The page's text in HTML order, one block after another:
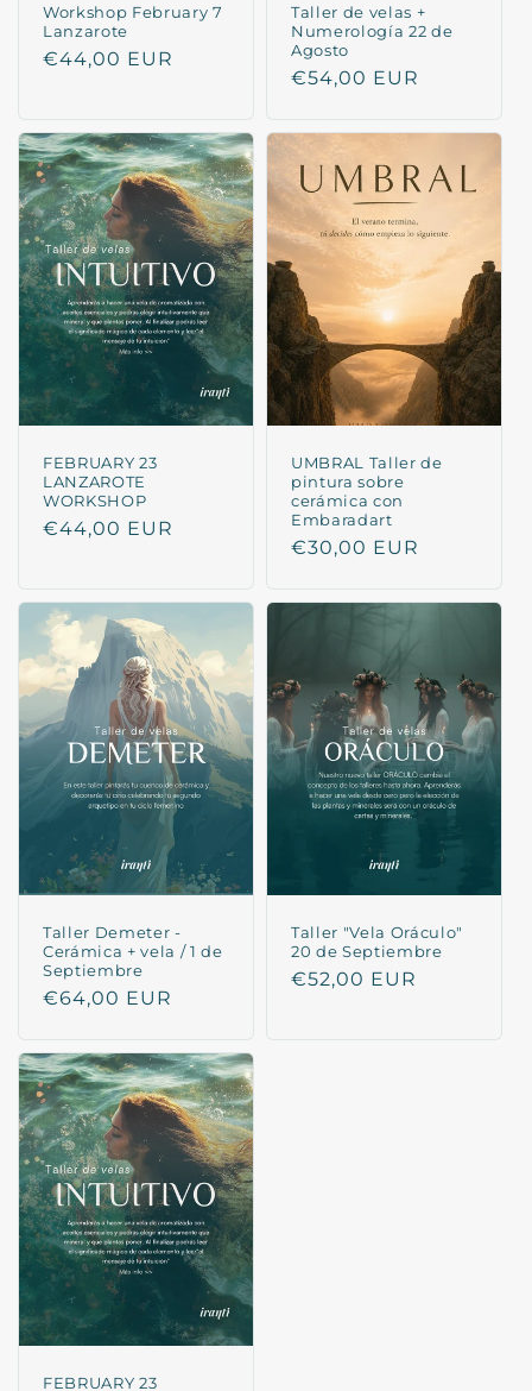
Workshop February 7
Lanzarote
Regular
€44,00 EUR
Taller de velas +
Numerología 22 de
Agosto
Regular
€54,00 EUR
FEBRUARY 23
LANZAROTE
WORKSHOP
Regular
€44,00 EUR
UMBRAL Taller de
pintura sobre
cerámica con
Embaradart
Regular
€30,00 EUR
Taller Demeter -
Cerámica + vela / 1 de
Septiembre
Regular
€64,00 EUR
Taller "Vela Oráculo"
20 de Septiembre
Regular
€52,00 EUR
FEBRUARY 23